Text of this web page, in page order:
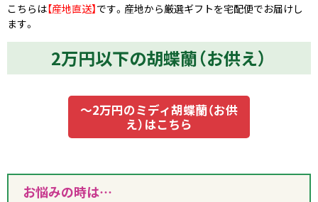
こちらは【産地直送】です。産地から厳選ギフトを宅配便でお届けし
ます。
2万円以下の胡蝶蘭（お供え）
～2万円のミディ胡蝶蘭（お供
え）はこちら
お悩みの時は…